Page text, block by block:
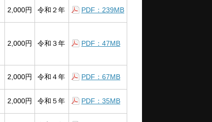
2,000円 令和２年 PDF：239MB
2,000円 令和３年 PDF：47MB
2,000円 令和４年 PDF：67MB
2,000円 令和５年 PDF：35MB